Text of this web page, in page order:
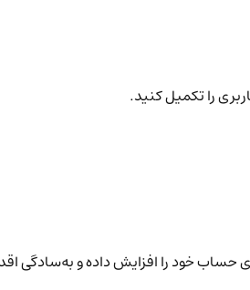
را تکمیل کنید.
حساب خود را افزایش داده و به‌سادگی